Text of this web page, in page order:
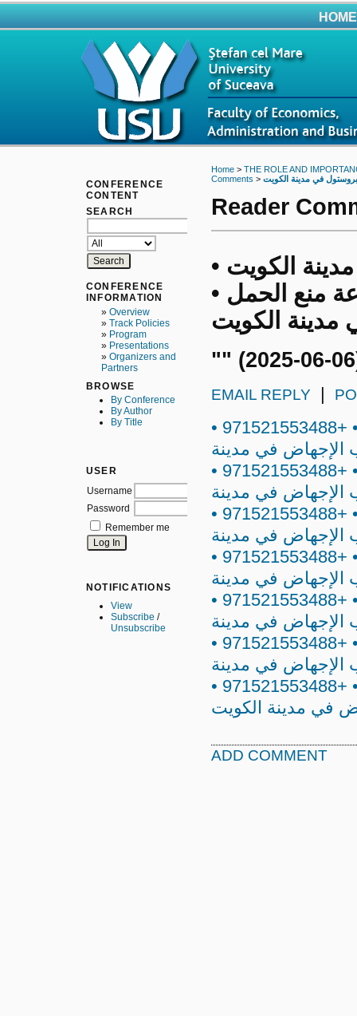
CONFERENCE
CONTENT
SEARCH
CONFERENCE
INFORMATION
» Overview
» Track Policies
» Program
» Presentations
» Organizers and
Partners
BROWSE
By Conference
By Author
By Title
USER
Username
Password
Remember me
NOTIFICATIONS
View
Subscribe /
Unsubscribe
HOME
Home> THE ROLE AND
Comments >
Reader
الكويت •
• مجموعة منع الحمل •
الكويت
"" (2025-06-
EMAIL REPLY
حبوب ميزوبروستول في مدينة الكويت • +971521553488 •
الإجهاض في مدينة
حبوب ميزوبروستول في مدينة الكويت • +971521553488 •
الإجهاض في مدينة
حبوب ميزوبروستول في مدينة الكويت • +971521553488 •
الإجهاض في مدينة
حبوب ميزوبروستول في مدينة الكويت • +971521553488 •
الإجهاض في مدينة
حبوب ميزوبروستول في مدينة الكويت • +971521553488 •
الإجهاض في مدينة
حبوب ميزوبروستول في مدينة الكويت • +971521553488 •
الإجهاض في مدينة
حبوب ميزوبروستول في مدينة الكويت • +971521553488 •
في مدينة الكويت
ADD COMMENT